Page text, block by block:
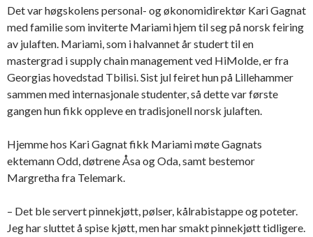
Det var høgskolens personal- og økonomidirektør Kari Gagnat
med familie som inviterte Mariami hjem til seg på norsk feiring
av julaften. Mariami, som i halvannet år studert til en
mastergrad i supply chain management ved HiMolde, er fra
Georgias hovedstad Tbilisi. Sist jul feiret hun på Lillehammer
sammen med internasjonale studenter, så dette var første
gangen hun fikk oppleve en tradisjonell norsk julaften.
Hjemme hos Kari Gagnat fikk Mariami møte Gagnats
ektemann Odd, døtrene Åsa og Oda, samt bestemor
Margretha fra Telemark.
– Det ble servert pinnekjøtt, pølser, kålrabistappe og poteter.
Jeg har sluttet å spise kjøtt, men har smakt pinnekjøtt tidligere.